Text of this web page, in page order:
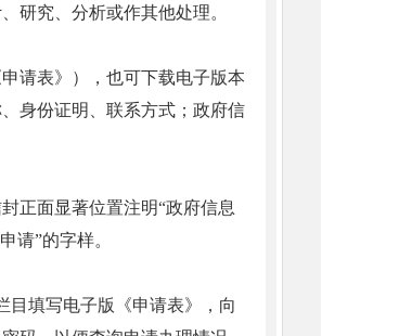
研究、分析或作其他处理。
请表》），也可下载电子版本
身份证明、联系方式；政府信
正面显著位置注明“政府信息
请”的字样。
目填写电子版《申请表》，向